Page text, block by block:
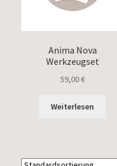
Anima Nova
Werkzeugset
59,00€
Weiterlesen